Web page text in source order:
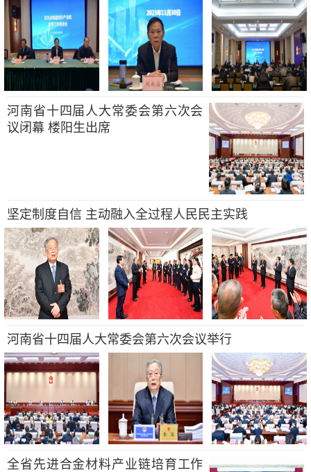
河南省十四届人大常委会第六次会
议闭幕 楼阳生出席
坚定制度自信 主动融入全过程人民民主实践
河南省十四届人大常委会第六次会议举行
全省先进合金材料产业链培育工作